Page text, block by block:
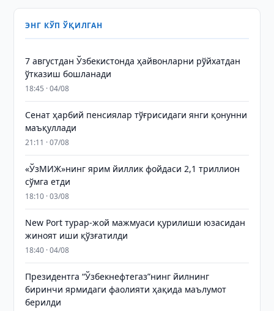
ЭНГ КЎП ЎҚИЛГАН
7 августдан Ўзбекистонда ҳайвонларни рўйхатдан
ўтказиш бошланади
18:45 · 04/08
Сенат ҳарбий пенсиялар тўғрисидаги янги қонунни
маъқуллади
21:11 · 07/08
«ЎзМИЖ»нинг ярим йиллик фойдаси 2,1 триллион
сўмга етди
18:10 · 03/08
New Port турар-жой мажмуаси қурилиши юзасидан
жиноят иши қўзғатилди
18:40 · 04/08
Президентга “Ўзбекнефтегаз”нинг йилнинг
биринчи ярмидаги фаолияти ҳақида маълумот
берилди